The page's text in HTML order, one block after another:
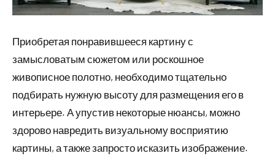
Приобретая понравившееся картину с
замысловатым сюжетом или роскошное
живописное полотно, необходимо тщательно
подбирать нужную высоту для размещения его в
интерьере. А упустив некоторые нюансы, можно
здорово навредить визуальному восприятию
картины, а также запросто исказить изображение.